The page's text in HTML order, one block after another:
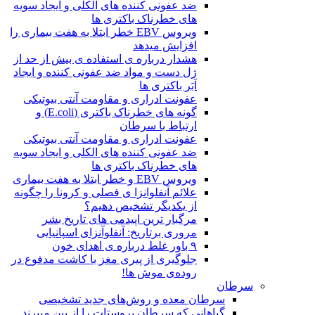
ضد عفونی کننده های الکلی و ایجاد سویه
های خطرناک باکتری ها
ویروس EBV خطر ابتلا به هفت بیماری را
افزایش میدهد
هشدار درباره ی استفاده ی بیش از حد از
ژل دست و مواد ضد عفونی کننده و ایجاد
اَبَر باکتری ها
عفونت ادراری و مقاومت آنتی بیوتیکی
گونه های خطرناک باکتری (E.coli) و
ارتباط با سرطان
عفونت ادراری و مقاومت آنتی بیوتیکی
ضد عفونی کننده های الکلی و ایجاد سویه
های خطرناک باکتری ها
ویروس EBV و خطر ابتلا به هفت بیماری
علائم آنفلوانزا ی فصلی و کرونا را چگونه
از یکدیگر تشخیص دهیم؟
مرگبار ترین اپیدمی های تاریخ بشر
مروری برتاریخ: آنفلوآنزای اسپانیایی
۹ باور غلط درباره ی اهدای خون
جلوگیری از پیری مغز با کاشت مدفوع در
روده‌ی موش ها!
سرطان
سرطان معده و روش‌های جدید تشخیصی
گیاهانی که سرطان پروستات را از بین میبرند